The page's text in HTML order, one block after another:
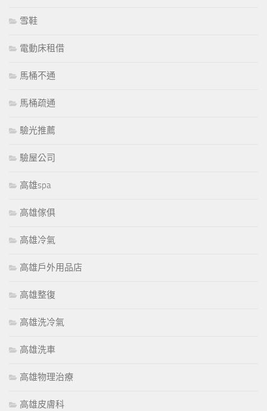
雪鞋
電動床租借
馬桶不通
馬桶疏通
驗光推薦
驗屋公司
高雄spa
高雄傢俱
高雄冷氣
高雄戶外用品店
高雄整復
高雄洗冷氣
高雄洗車
高雄物理治療
高雄皮膚科